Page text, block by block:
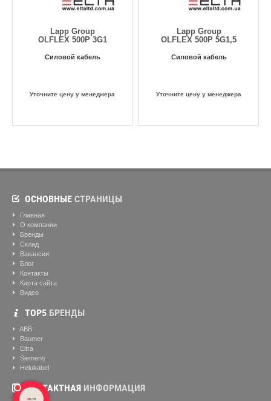
Lapp Group
OLFLEX 500P 3G1
Силовой кабель
Уточните цену у менеджера
Lapp Group
OLFLEX 500P 5G1,5
Силовой кабель
Уточните цену у менеджера
ОСНОВНЫЕ СТРАНИЦЫ
Главная
О компании
Бренды
Склад
Вакансии
Блог
Контакты
Карта сайта
Видео
ТОР5 БРЕНДЫ
ABB
Baumer
Eltra
Siemens
Helukabel
КОНТАКТНАЯ ИНФОРМАЦИЯ